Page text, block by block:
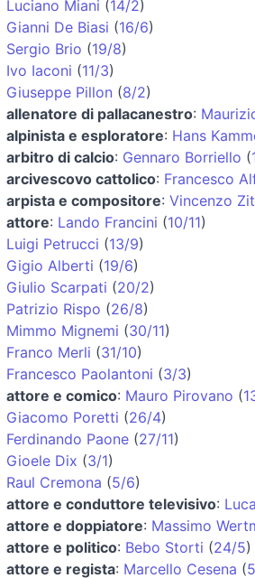
Luciano Miani (14/2)
Gianni De Biasi (16/6)
Sergio Brio (19/8)
Ivo Iaconi (11/3)
Giuseppe Pillon (8/2)
allenatore di pallacanestro:
alpinista e esploratore: Hans
arbitro di calcio: Gennaro Borriello (
arcivescovo cattolico: Francesco
arpista e compositore: Vincenzo
attore: Lando Francini (10/11)
Luigi Petrucci (13/9)
Gigio Alberti (19/6)
Giulio Scarpati (20/2)
Patrizio Rispo (26/8)
Mimmo Mignemi (30/11)
Franco Merli (31/10)
Francesco Paolantoni (3/3)
attore e comico: Mauro Pirovano (
Giacomo Poretti (26/4)
Ferdinando Paone (27/11)
Gioele Dix (3/1)
Raul Cremona (5/6)
attore e conduttore televisivo:
attore e doppiatore: Massimo
attore e politico: Bebo Storti (24/5)
attore e regista: Marcello Cesena (